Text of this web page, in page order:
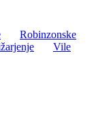
Robinzonske
Vile